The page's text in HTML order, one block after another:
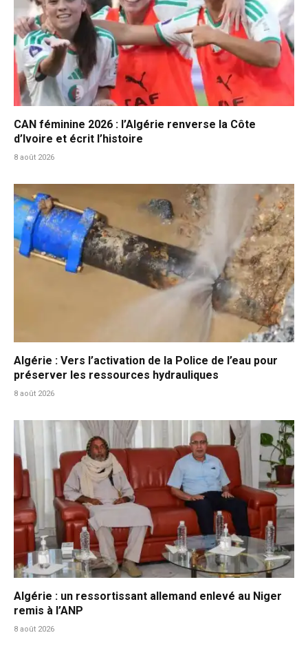
CAN féminine 2026 : l’Algérie renverse la Côte
d’Ivoire et écrit l’histoire
8 août 2026
Algérie : Vers l’activation de la Police de l’eau pour
préserver les ressources hydrauliques
8 août 2026
Algérie : un ressortissant allemand enlevé au Niger
remis à l’ANP
8 août 2026